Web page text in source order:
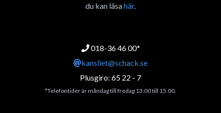
du kan läsahär.
018-36 46 00*
kansliet@schack.se
Plusgiro: 65 22 - 7
*Telefontider är måndag till fredag 13:00 till 15.00.